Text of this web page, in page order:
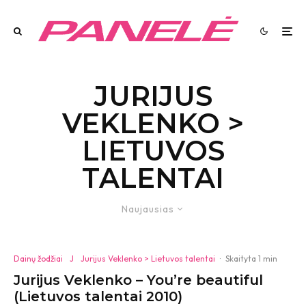
JURIJUS
VEKLENKO >
LIETUVOS
TALENTAI
Naujausias
Dainų žodžiai J Jurijus Veklenko > Lietuvos talentai · Skaityta 1 min
Jurijus Veklenko – You’re beautiful
(Lietuvos talentai 2010)